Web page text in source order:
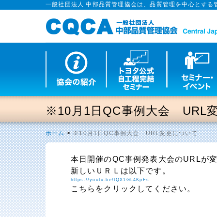
一般社団法人 中部品質管理協会は、品質管理を中心とす
※10月1日QC事例大会 URL
ホーム>※10月1日QC事例大会 URL変更について
本日開催のQC事例発表大会のURLが
新しいＵＲＬは以下です。
https://youtu.be/tQX1GL4KpFs
こちらをクリックしてください。